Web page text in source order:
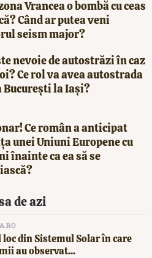
Vrancea o bombă cu ceas
Când ar putea veni
seism major?
nevoie de autostrăzi în caz
Ce rol va avea autostrada
București la Iași?
Ce român a anticipat
unei Uniuni Europene cu
înainte ca ea să se
de azi
din Sistemul Solar în care
au observat...